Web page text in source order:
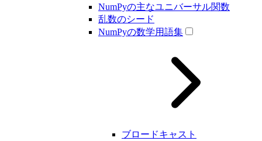
NumPyの主なユニバーサル関数
乱数のシード
NumPyの数学用語集
ブロードキャスト